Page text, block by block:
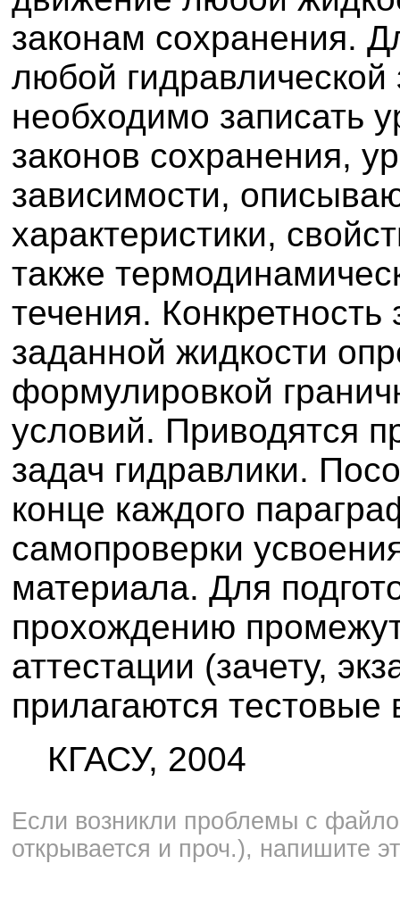
законам сохранения.
любой гидравлической
необходимо записать
законов сохранения,
зависимости,
характеристики,
также
течения. Конкретность
заданной жидкости
формулировкой
условий. Приводятся
задач гидравлики.
конце каждого
самопроверки
материала. Для
прохождению
аттестации (зачету,
прилагаются тестовые
КГАСУ, 2004
Если возникли проблемы с
открывается и проч.), напишите